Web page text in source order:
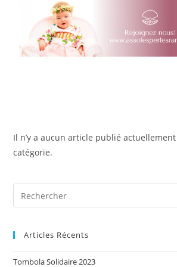
Il n’y a aucun article publié
catégorie.
Articles Récents
Tombola Solidaire 2023